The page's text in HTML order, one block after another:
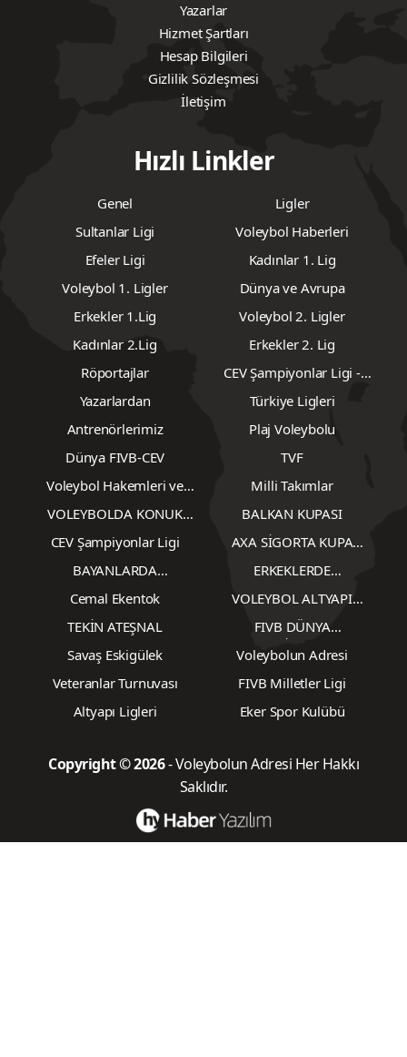
Yazarlar
Hizmet Şartları
Hesap Bilgileri
Gizlilik Sözleşmesi
İletişim
Hızlı Linkler
Genel
Ligler
Sultanlar Ligi
Voleybol Haberleri
Efeler Ligi
Kadınlar 1. Lig
Voleybol 1. Ligler
Dünya ve Avrupa
Erkekler 1.Lig
Voleybol 2. Ligler
Kadınlar 2.Lig
Erkekler 2. Lig
Röportajlar
CEV Şampiyonlar Ligi -
Erkekler
Yazarlardan
Türkiye Ligleri
Antrenörlerimiz
Plaj Voleybolu
Dünya FIVB-CEV
TVF
Voleybol Hakemleri ve
Milli Takımlar
VOLEYBOLDA KONUK
YAZARLAR
BALKAN KUPASI
CEV Şampiyonlar Ligi
AXA SİGORTA KUPA
BAYANLARDA
TRANSFERLER
ERKEKLERDE
Cemal Ekentok
VOLEYBOL ALTYAPI
KARŞILAŞMALARI
TEKİN ATEŞNAL
FIVB DÜNYA
ŞAMPİYONASI
Savaş Eskigülek
Voleybolun Adresi
Veteranlar Turnuvası
FIVB Milletler Ligi
Altyapı Ligleri
Eker Spor Kulübü
Copyright © 2026- Voleybolun Adresi Her Hakkı
Saklıdır.